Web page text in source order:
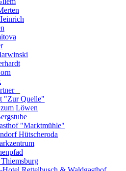
"Zur Quelle"
Löwen
"Marktmühle"
Hütscheroda